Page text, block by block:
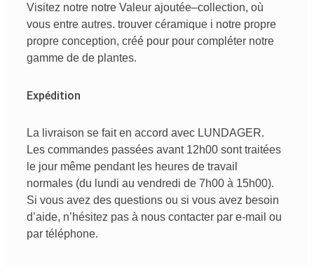
Visitez notre notre Valeur ajoutée–collection, où
vous entre autres. trouver céramique i notre propre
propre conception, créé pour pour compléter notre
gamme de de plantes.
Expédition
La livraison se fait en accord avec LUNDAGER.
Les commandes passées avant 12h00 sont traitées
le jour même pendant les heures de travail
normales (du lundi au vendredi de 7h00 à 15h00).
Si vous avez des questions ou si vous avez besoin
d’aide, n’hésitez pas à nous contacter par e-mail ou
par téléphone.